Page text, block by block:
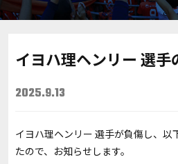
イヨハ理ヘンリー 選手
2025.9.13
イヨハ理ヘンリー 選手が負傷し、以
たので、お知らせします。